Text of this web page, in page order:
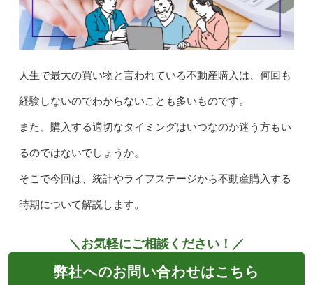
人生で最大の買い物と言われている不動産購入は、何回も
経験しないのでわからないことも多いものです。
また、購入する適切なタイミングはいつなのか迷う方もい
るのではないでしょうか。
そこで今回は、統計やライフステージから不動産購入する
時期について解説します。
＼お気軽にご相談ください！／
弊社へのお問い合わせはこちら